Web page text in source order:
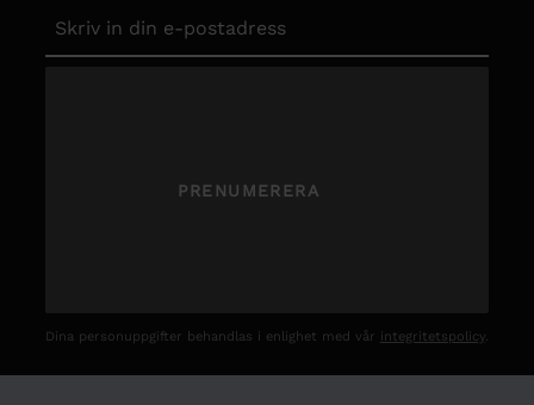
PRENUMERERA
Dina personuppgifter behandlas i enlighet med vår integritetspolicy.